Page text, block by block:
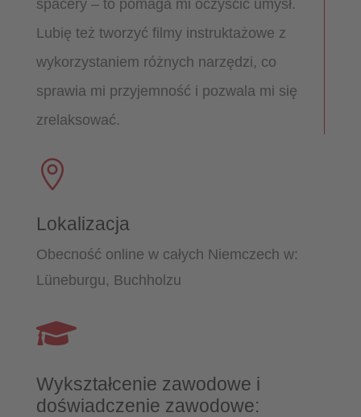
spacery – to pomaga mi oczyścić umysł.
Lubię też tworzyć filmy instruktażowe z
wykorzystaniem różnych narzędzi, co
sprawia mi przyjemność i pozwala mi się
zrelaksować.

Lokalizacja
Obecność online w całych Niemczech w:
Lüneburgu, Buchholzu

Wykształcenie zawodowe i
doświadczenie zawodowe: